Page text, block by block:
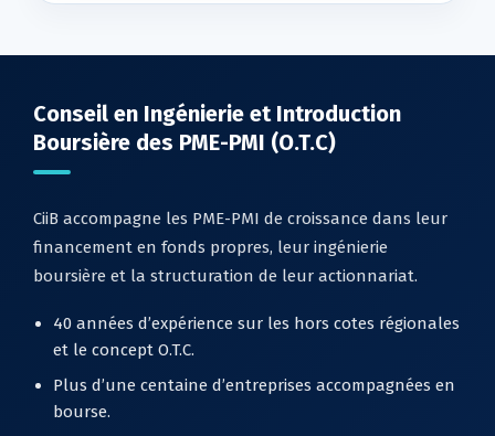
Conseil en Ingénierie et Introduction
Boursière des PME-PMI (O.T.C)
CiiB accompagne les PME-PMI de croissance dans leur
financement en fonds propres, leur ingénierie
boursière et la structuration de leur actionnariat.
40 années d’expérience sur les hors cotes régionales
et le concept O.T.C.
Plus d’une centaine d’entreprises accompagnées en
bourse.